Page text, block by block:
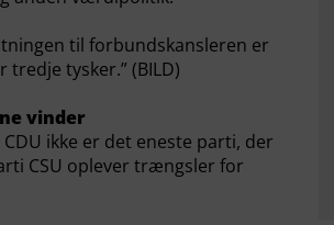
til forbundskansleren er
tysker.” (BILD)
vinder
ikke er det eneste parti, der
CSU oplever trængsler for